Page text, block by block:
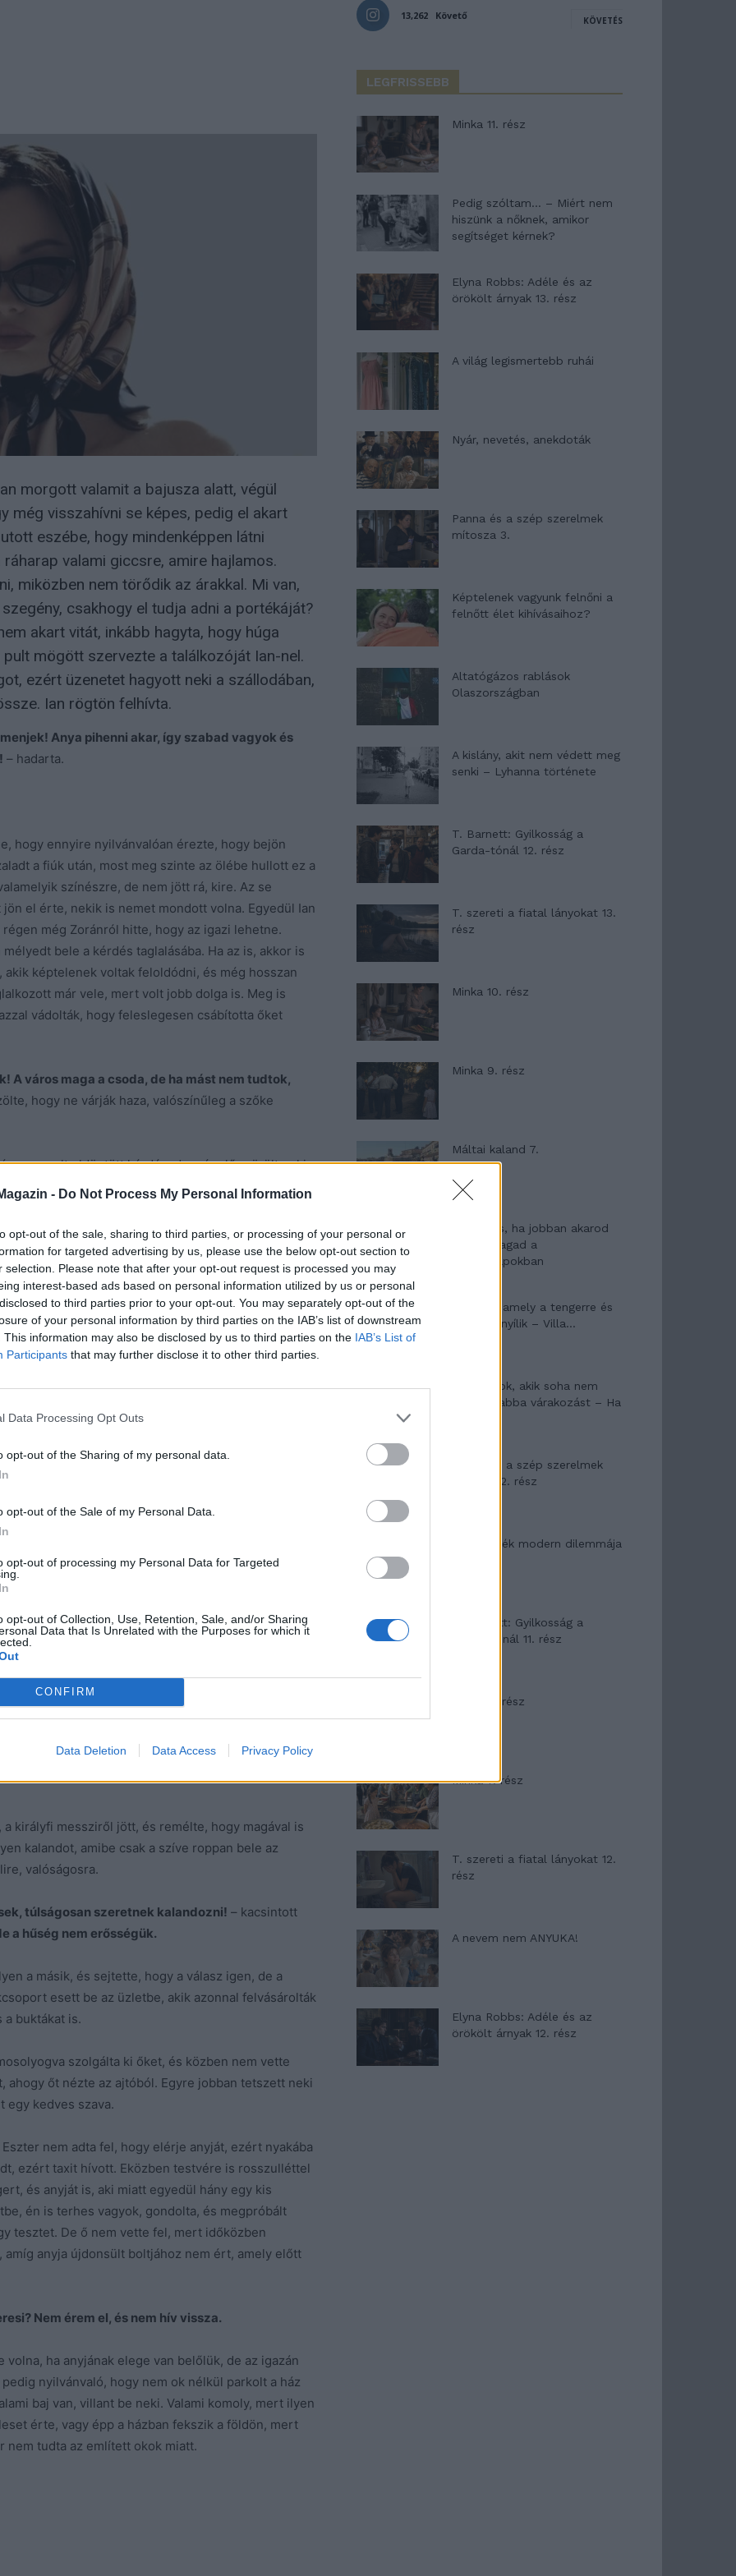
- Do Not Process My Personal Information
opt-out of the sale, sharing to third parties, or processing of your personal or
for targeted advertising by us, please use the below opt-out section to
selection. Please note that after your opt-out request is processed you may
interest-based ads based on personal information utilized by us or personal
to third parties prior to your opt-out. You may separately opt-out of the
of your personal information by third parties on the IAB’s list of downstream
This information may also be disclosed by us to third parties on the IAB’s List of
Participants that may further disclose it to other third parties.
Data Processing Opt Outs
opt-out of the Sharing of my personal data.
opt-out of the Sale of my Personal Data.
opt-out of processing my Personal Data for Targeted
opt-out of Collection, Use, Retention, Sale, and/or Sharing
Data that Is Unrelated with the Purposes for which it
CONFIRM
Data Deletion Data Access Privacy Policy
morgott valamit a bajusza alatt, végül
még visszahívni se képes, pedig el akart
eszébe, hogy mindenképpen látni
valami giccsre, amire hajlamos.
miközben nem törődik az árakkal. Mi van,
csakhogy el tudja adni a portékáját?
akart vitát, inkább hagyta, hogy húga
mögött szervezte a találkozóját Ian-nel.
ezért üzenetet hagyott neki a szállodában,
Ian rögtön felhívta.
Anya pihenni akar, így szabad vagyok és
– hadarta.
hogy ennyire nyilvánvalóan érezte, hogy bejön
a fiúk után, most meg szinte az ölébe hullott ez a
színészre, de nem jött rá, kire. Az se
el érte, nekik is nemet mondott volna. Egyedül Ian
még Zoránról hitte, hogy az igazi lehetne.
bele a kérdés taglalásába. Ha az is, akkor is
képtelenek voltak feloldódni, és még hosszan
már vele, mert volt jobb dolga is. Meg is
vádolták, hogy feleslegesen csábította őket
A város maga a csoda, de ha mást nem tudtok,
hogy ne várják haza, valószínűleg a szőke
nem volt eldöntött kérdés, de már előre örült neki,
Kétségtelenül szerelembe esett, pedig
sorozatgyilkos, futott át az agyán, de azzal
nem utaznak az anyjukkal. Inkább elteszik őket láb
zökkentette ki, aki közölte érces hangos, tört
és friss kenyeret kér, nem háromnaposat.
mindig az, mert tudjuk, hogy nem! – szólalt meg
az álla. Bele is pirult, majd fizetett és kisietett.
ismerem az otthoni viszonyokat, ne szórakozzon
hogy alig fél órája van összekapni magát mire
azt csiripelik nekem, hogy udvarló van a
megérezte, hogy szerelem van a levegőben.
ki magának. Nem jönnének ki jól, Zita nem az esete.
alig ismerek!
királyfi messziről jött, és remélte, hogy magával is
kalandot, amibe csak a szíve roppan bele az
valóságosra.
túlságosan szeretnek kalandozni! – kacsintott
a hűség nem erősségük.
a másik, és sejtette, hogy a válasz igen, de a
esett be az üzletbe, akik azonnal felvásárolták
buktákat is.
szolgálta ki őket, és közben nem vette
ahogy őt nézte az ajtóból. Egyre jobban tetszett neki
egy kedves szava.
nem adta fel, hogy elérje anyját, ezért nyakába
ezért taxit hívott. Eközben testvére is rosszulléttel
és anyját is, aki miatt egyedül hány egy kis
én is terhes vagyok, gondolta, és megpróbált
tesztet. De ő nem vette fel, mert időközben
anyja újdonsült boltjához nem ért, amely előtt
Nem érem el, és nem hív vissza.
ha anyjának elege van belőlük, de az igazán
nyilvánvaló, hogy nem ok nélkül parkolt a ház
baj van, villant be neki. Valami komoly, mert ilyen
érte, vagy épp a házban fekszik a földön, mert
nem tudta az említett okok miatt.
13,262 Követő KÖVETÉS
LEGFRISSEBB
Minka 11. rész
Pedig szóltam… – Miért nem
hiszünk a nőknek, amikor
segítséget kérnek?
Elyna Robbs: Adéle és az
örökölt árnyak 13. rész
A világ legismertebb ruhái
Nyár, nevetés, anekdoták
Panna és a szép szerelmek
mítosza 3.
Képtelenek vagyunk felnőni a
felnőtt élet kihívásaihoz?
Altatógázos rablások
Olaszországban
A kislány, akit nem védett meg
senki – Lyhanna története
T. Barnett: Gyilkosság a
Garda-tónál 12. rész
T. szereti a fiatal lányokat 13.
rész
Minka 10. rész
Minka 9. rész
Máltai kaland 7.
10 tanács, ha jobban akarod
érezni magad a
hétköznapokban
Egy ház, amely a tengerre és
a fényre nyílik – Villa...
A családok, akik soha nem
hagyták abba várakozást – Ha
Panna és a szép szerelmek
mítosza 2. rész
Az ereklyék modern dilemmája
T. Barnett: Gyilkosság a
Garda-tónál 11. rész
Minka 8. rész
Minka 7. rész
T. szereti a fiatal lányokat 12.
rész
A nevem nem ANYUKA!
Elyna Robbs: Adéle és az
örökölt árnyak 12. rész